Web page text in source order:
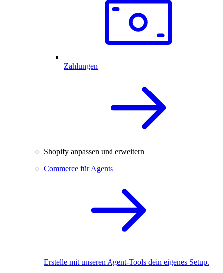
Zahlungen
Shopify anpassen und erweitern
Commerce für Agents
Erstelle mit unseren Agent-Tools dein eigenes Setup.